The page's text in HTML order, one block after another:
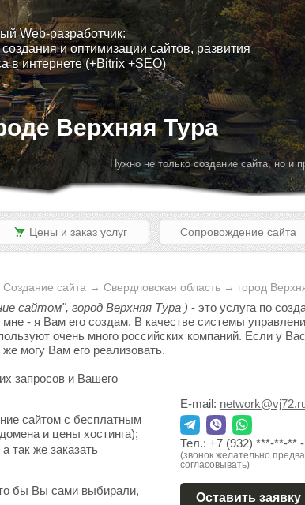
Web-разработчик:
создания и оптимизации сайтов, развития
в интернете (+Bitrix +SEO)
Верхняя Тура
Нужно не только создание сайта, но и
Цены и заказ услуг Сопровождение сайта
Создание сайта → Свердловская область → город
сайтом", город Верхняя Тура ) - это услуга по
- я Вам его создам. В качестве системы
очень много российских компаний. Если у
могу Вам его реализовать.
запросов и Вашего
сайтом с бесплатным
и цены хостинга);
так же заказать
бы Вы сами выбирали,
E-mail:
Тел.: +7 (932) ***-**-** -
(звонок желательно
согласовывать)
Оставить заявку